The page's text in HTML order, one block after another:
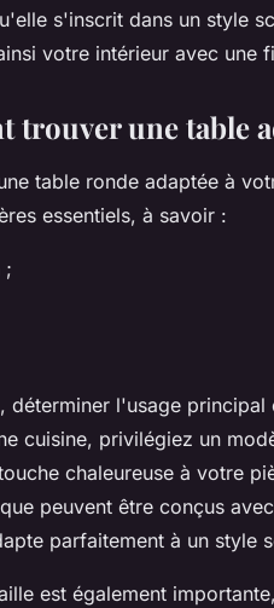
s'inscrit dans un style
votre intérieur avec une
trouver une table
table ronde adaptée à
essentiels, à savoir :
;
déterminer l'usage principal
cuisine, privilégiez un
chaleureuse à votre
peuvent être conçus
parfaitement à un style
est également